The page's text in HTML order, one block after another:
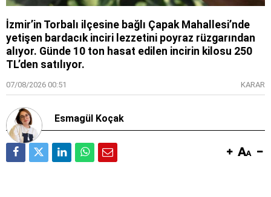
İzmir’in Torbalı ilçesine bağlı Çapak Mahallesi’nde
yetişen bardacık inciri lezzetini poyraz rüzgarından
alıyor. Günde 10 ton hasat edilen incirin kilosu 250
TL’den satılıyor.
07/08/2026 00:51 KARAR
Esmagül Koçak